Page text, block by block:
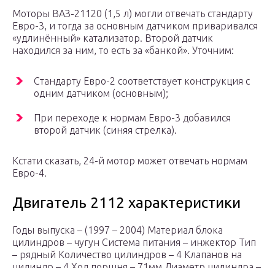
Моторы ВАЗ-21120 (1,5 л) могли отвечать стандарту
Евро-3, и тогда за основным датчиком приваривался
«удлинённый» катализатор. Второй датчик
находился за ним, то есть за «банкой». Уточним:
Стандарту Евро-2 соответствует конструкция с
одним датчиком (основным);
При переходе к нормам Евро-3 добавился
второй датчик (синяя стрелка).
Кстати сказать, 24-й мотор может отвечать нормам
Евро-4.
Двигатель 2112 характеристики
Годы выпуска – (1997 – 2004) Материал блока
цилиндров – чугун Система питания – инжектор Тип
– рядный Количество цилиндров – 4 Клапанов на